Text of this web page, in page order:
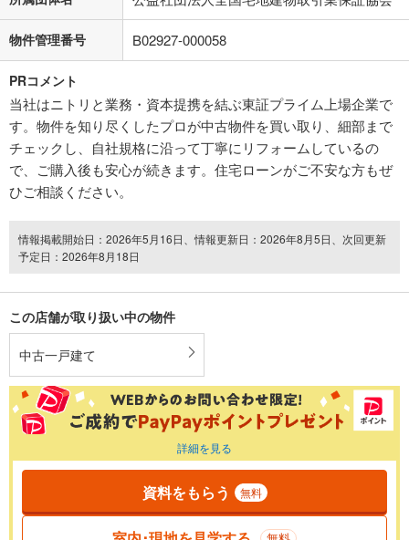
物件管理番号 B02927-000058
PRコメント
当社はニトリと業務・資本提携を結ぶ東証プライム上場企業で
す。物件を知り尽くしたプロが中古物件を買い取り、細部まで
チェックし、自社規格に沿って丁寧にリフォームしているの
で、ご購入後も安心が続きます。住宅ローンがご不安な方もぜ
ひご相談ください。
情報掲載開始日：2026年5月16日、情報更新日：2026年8月5日、次回更新
予定日：2026年8月18日
この店舗が取り扱い中の物件
中古一戸建て
詳細を見る
資料をもらう 無料